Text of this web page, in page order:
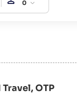
0
OTP